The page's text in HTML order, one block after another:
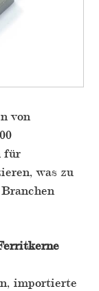
von
für
was zu
importierte